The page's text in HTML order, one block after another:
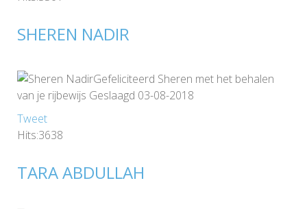
SHEREN NADIR
Gefeliciteerd Sheren met het behalen
van je rijbewijs Geslaagd 03-08-2018
Tweet
Hits:3638
TARA ABDULLAH